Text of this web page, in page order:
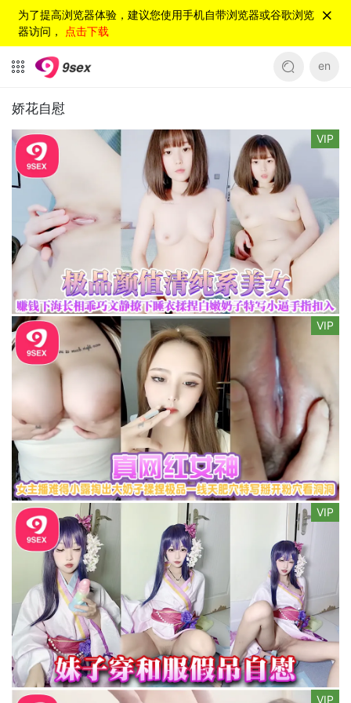
为了提高浏览器体验，建议您使用手机自带浏览器或谷歌浏览
器访问， 点击下载
en
娇花自慰
VIP
VIP
VIP
VIP